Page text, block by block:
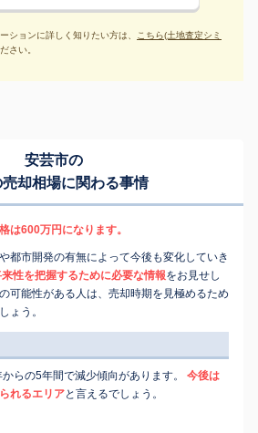
ションに詳しく知りたい方は、 こちら(土地査定シミ
さい。
安芸市の
売却相場に関わる事情
は600万円になります。
都市開発の有無によって今後も変化していき
性を把握するために必要な情報をお見せし
可能性がある人は、売却時期を見極めるため
ょう。
らの5年間で減少傾向があります。
今後は
れるエリアと言えるでしょう。